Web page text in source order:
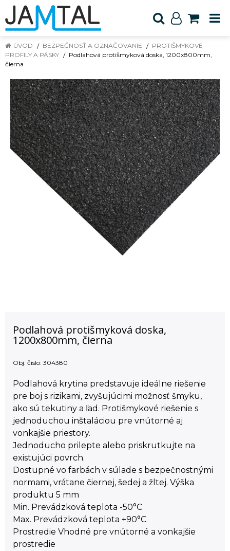
ÚVOD BEZPEČNOSŤ A OZNAČOVANIE
PROTIŠMYKOVÉ
PROFILY A PÁSKY
Podlahová protišmyková doska, 1200x800mm,
čierna
Podlahová protišmyková doska,
1200x800mm, čierna
Obj. čislo: 304380
Podlahová krytina predstavuje ideálne riešenie
pre boj s rizikami, zvyšujúcimi možnosť šmyku,
ako sú tekutiny a ľad. Protišmykové riešenie s
jednoduchou inštaláciou pre vnútorné aj
vonkajšie priestory.
Jednoducho prilepte alebo priskrutkujte na
existujúci povrch.
Dostupné vo farbách v súlade s bezpečnostnými
normami, vrátane čiernej, šedej a žltej. Výška
produktu 5 mm
Min. Prevádzková teplota -50°C
Max. Prevádzková teplota +90°C
Prostredie Vhodné pre vnútorné a vonkajšie
prostredie